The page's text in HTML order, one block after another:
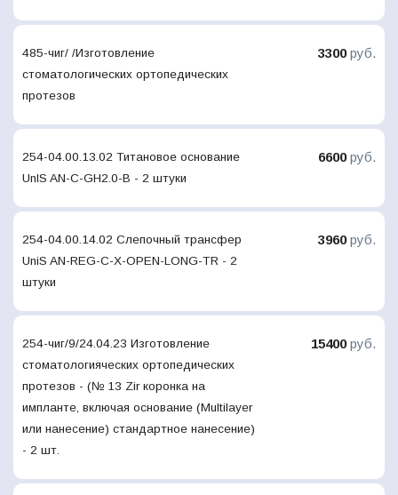
485-чиг/ /Изготовление
стоматологических ортопедических
протезов
3300руб.
254-04.00.13.02 Титановое основание
UnIS AN-C-GH2.0-B - 2 штуки
6600руб.
254-04.00.14.02 Слепочный трансфер
UniS AN-REG-C-X-OPEN-LONG-TR - 2
штуки
3960руб.
254-чиг/9/24.04.23 Изготовление
стоматологияческих ортопедических
протезов - (№ 13 Zir коронка на
импланте, включая основание (Multilayer
или нанесение) стандартное нанесение)
- 2 шт.
15400руб.